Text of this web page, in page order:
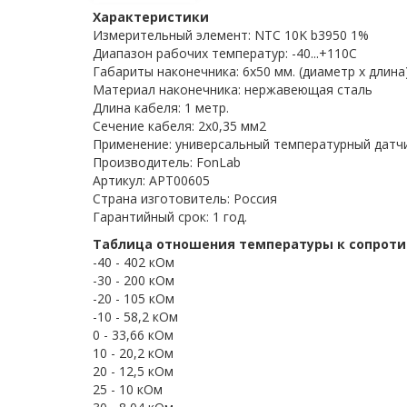
Характеристики
Измерительный элемент: NTC 10K b3950 1%
Диапазон рабочих температур: -40...+110C
Габариты наконечника: 6x50 мм. (диаметр х
Материал наконечника: нержавеющая сталь
Длина кабеля: 1 метр.
Сечение кабеля: 2x0,35 мм2
Применение: универсальный температурный
Производитель: FonLab
Артикул: APT00605
Страна изготовитель: Россия
Гарантийный срок: 1 год.
Таблица отношения температуры к
-40 - 402 кОм
-30 - 200 кОм
-20 - 105 кОм
-10 - 58,2 кОм
0 - 33,66 кОм
10 - 20,2 кОм
20 - 12,5 кОм
25 - 10 кОм